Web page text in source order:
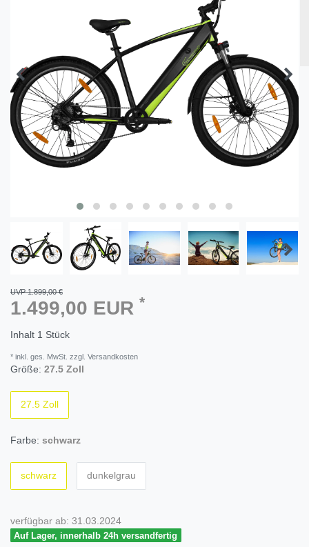
UVP 1.899,00 €
1.499,00 EUR *
Inhalt 1 Stück
* inkl. ges. MwSt. zzgl. Versandkosten
Größe: 27.5 Zoll
27.5 Zoll
Farbe: schwarz
schwarz dunkelgrau
verfügbar ab: 31.03.2024
Auf Lager, innerhalb 24h versandfertig